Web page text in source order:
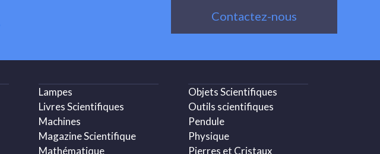
Contactez-nous
Lampes
Livres Scientifiques
Machines
Magazine Scientifique
Mathématique
Objets Scientifiques
Outils scientifiques
Pendule
Physique
Pierres et Cristaux